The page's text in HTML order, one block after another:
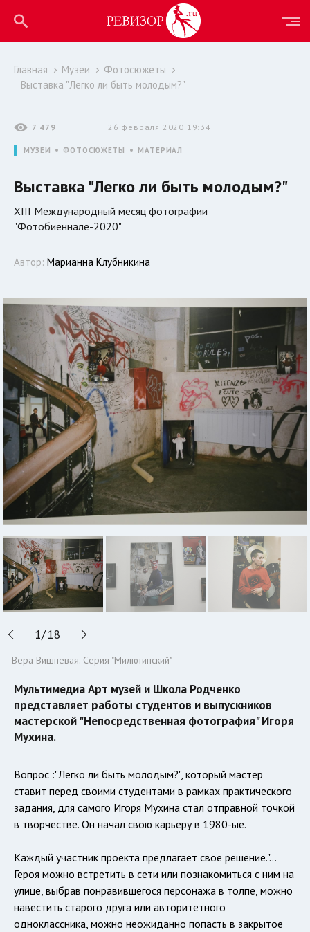
Главная Музеи
Фотосюжеты
Выставка "Легко ли быть молодым?"
7 479 26 февраля 2020 19:34
МУЗЕИ ФОТОСЮЖЕТЫ МАТЕРИАЛ
Выставка "Легко ли быть молодым?"
XIII Международный месяц фотографии
"Фотобиеннале-2020"
Автор: Марианна Клубникина
1/18
Вера Вишневая. Серия "Милютинский"
Мультимедиа Арт музей и Школа Родченко
представляет работы студентов и выпускников
мастерской "Непосредственная фотография" Игоря
Мухина.
Вопрос :"Легко ли быть молодым?", который мастер
ставит перед своими студентами в рамках практического
задания, для самого Игоря Мухина стал отправной точкой
в творчестве. Он начал свою карьеру в 1980-ые.
Каждый участник проекта предлагает свое решение."…
Героя можно встретить в сети или познакомиться с ним на
улице, выбрав понравившегося персонажа в толпе, можно
навестить старого друга или авторитетного
одноклассника, можно неожиданно попасть в закрытое